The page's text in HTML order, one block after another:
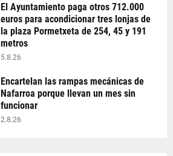
El Ayuntamiento paga otros 712.000
euros para acondicionar tres lonjas de
la plaza Pormetxeta de 254, 45 y 191
metros
5.8.26
Encartelan las rampas mecánicas de
Nafarroa porque llevan un mes sin
funcionar
2.8.26